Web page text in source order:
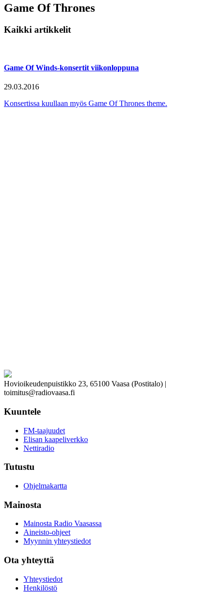
Game Of Thrones
Kaikki artikkelit
Game Of Winds-konsertit viikonloppuna
29.03.2016
Konsertissa kuullaan myös Game Of Thrones theme.
Hovioikeudenpuistikko 23, 65100 Vaasa (Postitalo) |
toimitus@radiovaasa.fi
Kuuntele
FM-taajuudet
Elisan kaapeliverkko
Nettiradio
Tutustu
Ohjelmakartta
Mainosta
Mainosta Radio Vaasassa
Aineisto-ohjeet
Myynnin yhteystiedot
Ota yhteyttä
Yhteystiedot
Henkilöstö